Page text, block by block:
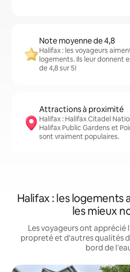
Note moyenne de 4,8
Halifax : les voyageurs
logements. Ils leur donnent
de 4,8 sur 5!
Attractions à proximité
Halifax : Halifax Citadel
Halifax Public Gardens et
sont vraiment populaires.
Halifax : les logements
les mieux
Les voyageurs ont apprécié
propreté et d'autres qualités
bord de